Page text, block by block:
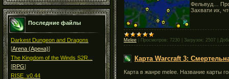
Последние файлы
Darkest Dungeon and Dragons
[Arena (Арена)]
The Kingdom of the Winds S2R...
[RPG]
RISE_v0.44
Фельвуд…
Захвати их,
Melee Просмотров: 7230 Загрузок: 2507
Карта Warcraft 3:
Карта в жанре melee. Название карты